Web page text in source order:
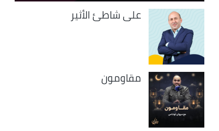
على شاطئ الأثير
مقاومون